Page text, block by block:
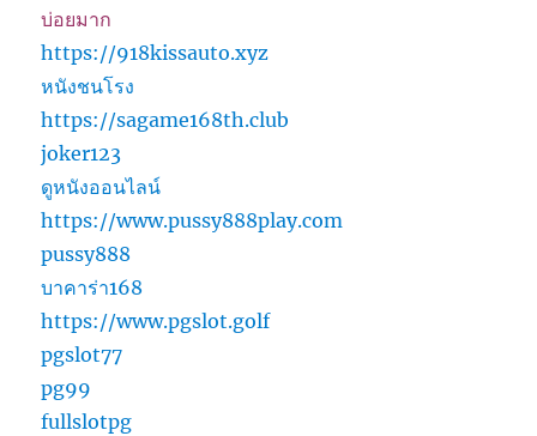
บ่อยมาก
https://918kissauto.xyz
หนังชนโรง
https://sagame168th.club
joker123
ดูหนังออนไลน์
https://www.pussy888play.com
pussy888
บาคาร่า168
https://www.pgslot.golf
pgslot77
pg99
fullslotpg